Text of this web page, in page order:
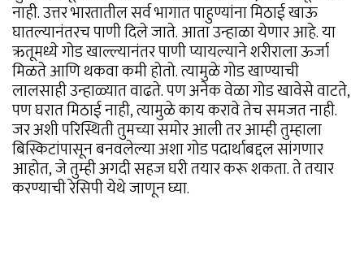
नाही. उत्तर भारतातील सर्व भागात पाहुण्यांना मिठाई खाऊ
घातल्यानंतरच पाणी दिले जाते. आता उन्हाळा येणार आहे. या
ऋतूमध्ये गोड खाल्ल्यानंतर पाणी प्यायल्याने शरीराला ऊर्जा
मिळते आणि थकवा कमी होतो. त्यामुळे गोड खाण्याची
लालसाही उन्हाळ्यात वाढते. पण अनेक वेळा गोड खावेसे वाटते,
पण घरात मिठाई नाही, त्यामुळे काय करावे तेच समजत नाही.
जर अशी परिस्थिती तुमच्या समोर आली तर आम्ही तुम्हाला
बिस्किटांपासून बनवलेल्या अशा गोड पदार्थाबद्दल सांगणार
आहोत, जे तुम्ही अगदी सहज घरी तयार करू शकता. ते तयार
करण्याची रेसिपी येथे जाणून घ्या.